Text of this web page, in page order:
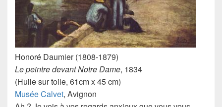
Honoré Daumier(1808-1879)
Le peintre devant Notre Dame, 1834
(Huile sur toile, 61cm x 45 cm)
Musée Calvet, Avignon